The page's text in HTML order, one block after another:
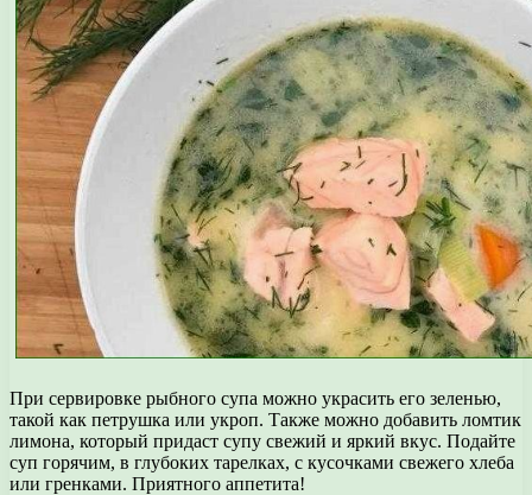
При сервировке рыбного супа можно украсить его зеленью,
такой как петрушка или укроп. Также можно добавить ломтик
лимона, который придаст супу свежий и яркий вкус. Подайте
суп горячим, в глубоких тарелках, с кусочками свежего хлеба
или гренками. Приятного аппетита!